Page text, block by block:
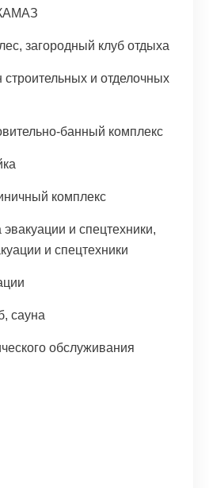
загородный клуб отдыха
строительных и отделочных
банный комплекс
комплекс
и спецтехники,
и спецтехники
сауна
обслуживания